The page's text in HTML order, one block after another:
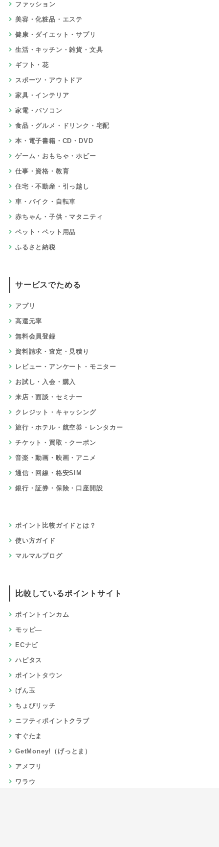
ファッション
美容・化粧品・エステ
健康・ダイエット・サプリ
生活・キッチン・雑貨・文具
ギフト・花
スポーツ・アウトドア
家具・インテリア
家電・パソコン
食品・グルメ・ドリンク・宅配
本・電子書籍・CD・DVD
ゲーム・おもちゃ・ホビー
仕事・資格・教育
住宅・不動産・引っ越し
車・バイク・自転車
赤ちゃん・子供・マタニティ
ペット・ペット用品
ふるさと納税
サービスでためる
アプリ
高還元率
無料会員登録
資料請求・査定・見積り
レビュー・アンケート・モニター
お試し・入会・購入
来店・面談・セミナー
クレジット・キャッシング
旅行・ホテル・航空券・レンタカー
チケット・買取・クーポン
音楽・動画・映画・アニメ
通信・回線・格安SIM
銀行・証券・保険・口座開設
ポイント比較ガイドとは？
使い方ガイド
マルマルブログ
比較しているポイントサイト
ポイントインカム
モッピ―
ECナビ
ハピタス
ポイントタウン
げん玉
ちょびリッチ
ニフティポイントクラブ
すぐたま
GetMoney!（げっとま）
アメフリ
ワラウ